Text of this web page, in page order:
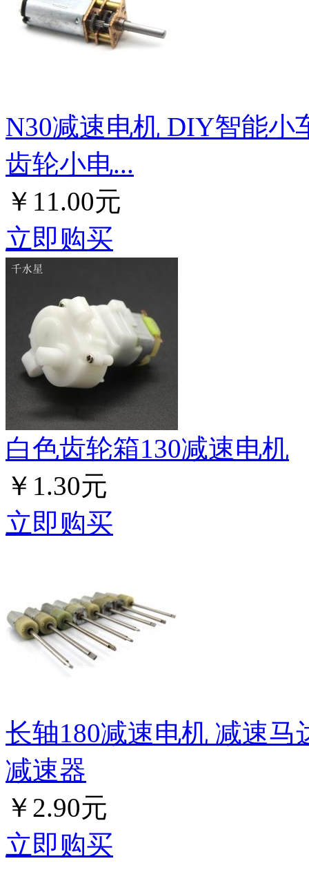
N30减速电机 DIY智能小
齿轮小电...
￥11.00元
立即购买
白色齿轮箱130减速电机
￥1.30元
立即购买
长轴180减速电机 减速
减速器
￥2.90元
立即购买